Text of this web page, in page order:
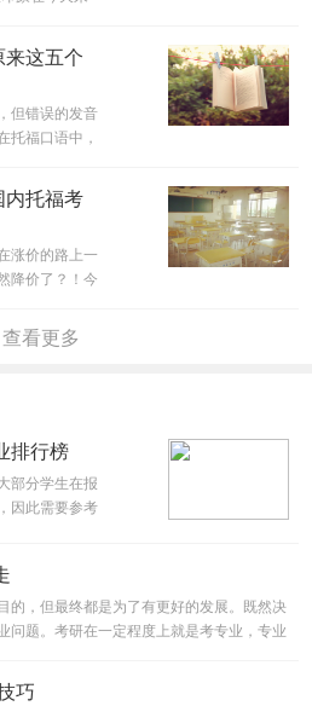
，也要考雅思
这五个
但错误的发音
托福口语中，
托福考
涨价的路上一
降价了？！今
查看更多
排行榜
部分学生在报
因此需要参考
的，但最终都是为了有更好的发展。既然决
问题。考研在一定程度上就是考专业，专业
巧